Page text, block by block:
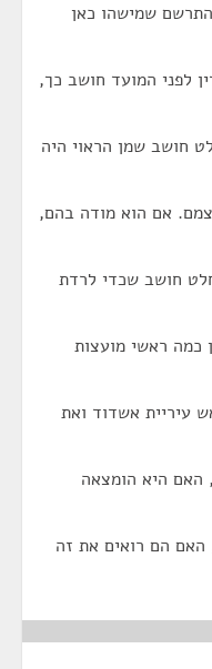
שמישהו כאן
לפני המועד חושב כך,
חושב שמן הראוי היה
אם הוא מודה בהם,
חושב שכדי לרדת
כמה ראשי מועצות
עיריית אשדוד ואת
האם היא הומצאה
האם הם רואים את זה